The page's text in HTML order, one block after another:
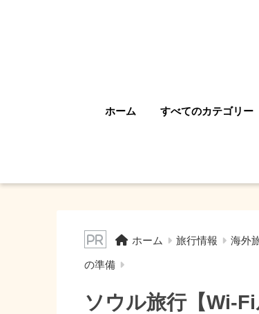
ホーム すべてのカテゴリー
ホーム 旅行情報 海外
の準備
ソウル旅行【Wi-